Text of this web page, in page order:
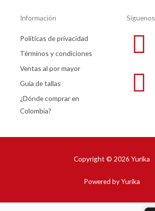
Información
Políticas de privacidad
Términos y condiciones
Ventas al por mayor
Guía de tallas
¿Dónde comprar en
Colombia?
Síguenos
Copyright © 2026 Yurika
Powered by Yurika